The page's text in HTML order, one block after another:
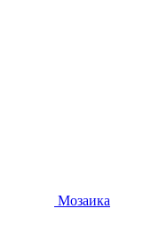
Мозаика